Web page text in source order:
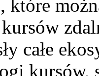
które
całe
kursów,